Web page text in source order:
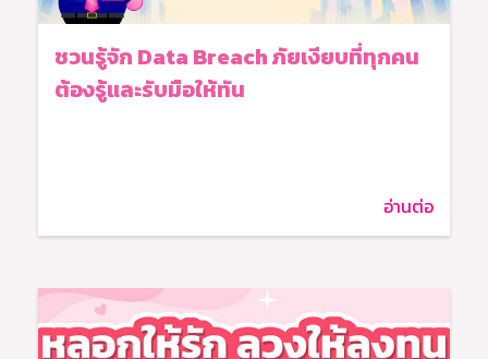
ชวนรู้จัก Data Breach ภัยเงียบที่ทุกคน
ต้องรู้และรับมือให้ทัน
อ่านต่อ